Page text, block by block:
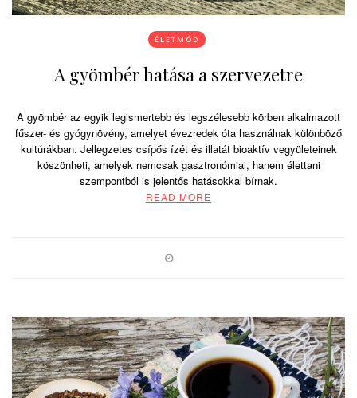
ÉLETMÓD
A gyömbér hatása a szervezetre
A gyömbér az egyik legismertebb és legszélesebb körben alkalmazott
fűszer- és gyógynövény, amelyet évezredek óta használnak különböző
kultúrákban. Jellegzetes csípős ízét és illatát bioaktív vegyületeinek
köszönheti, amelyek nemcsak gasztronómiai, hanem élettani
szempontból is jelentős hatásokkal bírnak.
READ MORE